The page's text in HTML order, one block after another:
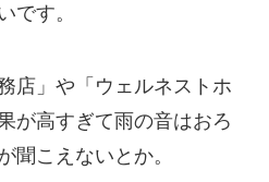
です。
店」や「ウェルネストホ
が高すぎて雨の音はおろ
聞こえないとか。